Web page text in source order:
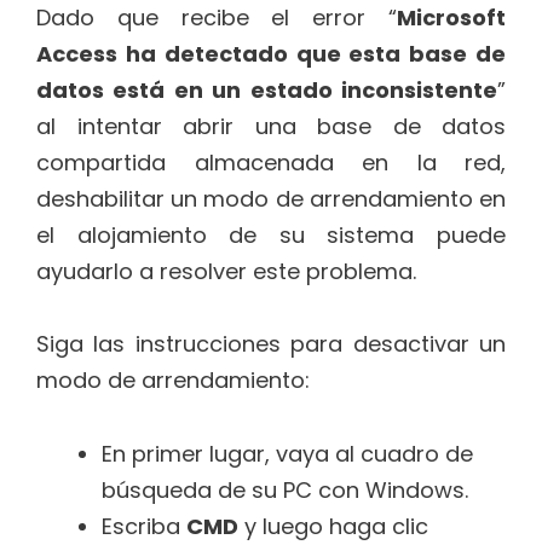
Dado que recibe el error “Microsoft
Access ha detectado que esta base de
datos está en un estado inconsistente”
al intentar abrir una base de datos
compartida almacenada en la red,
deshabilitar un modo de arrendamiento en
el alojamiento de su sistema puede
ayudarlo a resolver este problema.
Siga las instrucciones para desactivar un
modo de arrendamiento:
En primer lugar, vaya al cuadro de
búsqueda de su PC con Windows.
Escriba CMD y luego haga clic